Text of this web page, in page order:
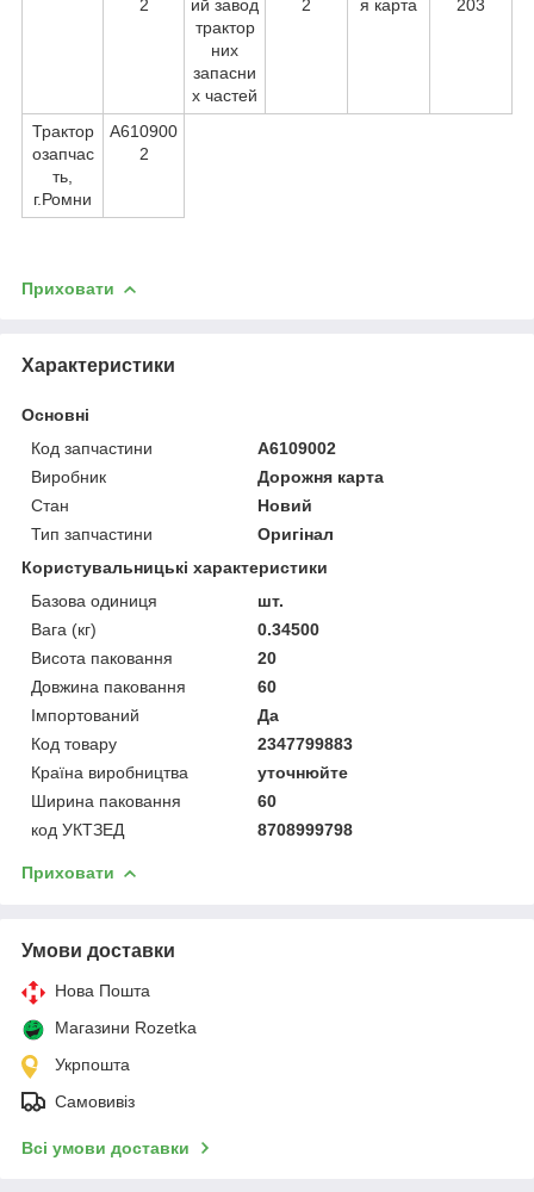
2
ий завод
трактор
них
запасни
х частей
2 я карта 203
Трактор
озапчас
ть,
г.Ромни
А610900
2
Приховати
Характеристики
Основні
Код запчастини
А6109002
Виробник
Дорожня карта
Стан
Новий
Тип запчастини
Оригінал
Користувальницькі характеристики
Базова одиниця
шт.
Вага (кг)
0.34500
Висота паковання
20
Довжина паковання
60
Імпортований
Да
Код товару
2347799883
Країна виробництва
уточнюйте
Ширина паковання
60
код УКТЗЕД
8708999798
Приховати
Умови доставки
Нова Пошта
Магазини Rozetka
Укрпошта
Самовивіз
Всі умови доставки